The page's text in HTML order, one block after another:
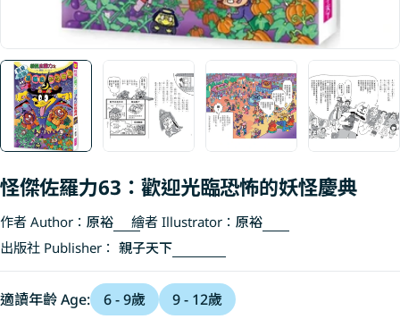
怪傑佐羅力63：歡迎光臨恐怖的妖怪慶典
作者 Author： 原裕 繪者 Illustrator： 原裕
出版社 Publisher： 親子天下
適讀年齡 Age: 6 - 9歲 9 - 12歲